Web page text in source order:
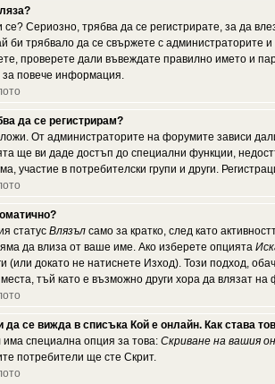
се? Сериозно, трябва да се регистрирате, за да
би трябвало да се свържете с администраторите
проверете дали въвеждате правилно името и
за повече информация.
да се регистрирам?
От администраторите на форумите зависи
ще ви даде достъп до специални функции,
участие в потребителски групи и други.
статус Влязъл само за кратко, след като
да влиза от ваше име. Ако изберете опцията
(или докато не натиснете Изход). Този подход,
тъй като е възможно други хора да влязат
да се вижда в списъка Кой е онлайн. Как става
специална опция за това: Скриване на вашия
потребители ще сте Скрит.